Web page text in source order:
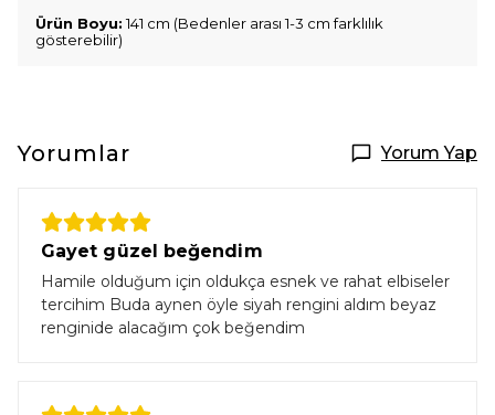
Ürün Boyu:141 cm (Bedenler arası 1-3 cm farklılık
gösterebilir)
Yorumlar Yorum Yap
Gayet güzel beğendim
Hamile olduğum için oldukça esnek ve rahat elbiseler
tercihim Buda aynen öyle siyah rengini aldım beyaz
renginide alacağım çok beğendim